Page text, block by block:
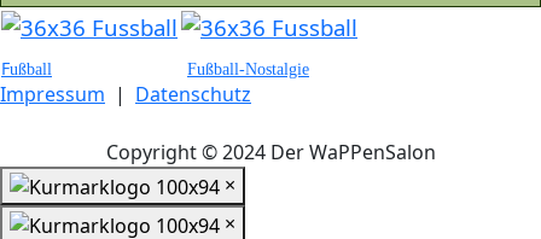
Fußball Fußball-Nostalgie
Impressum | Datenschutz
Copyright © 2024 Der WaPPenSalon
×
×